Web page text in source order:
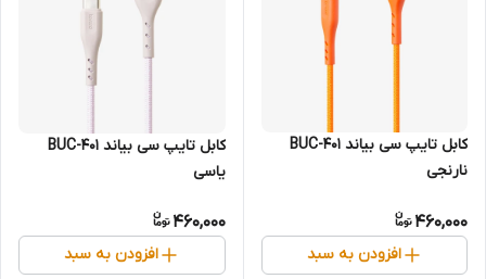
کابل تایپ سی بیاند BUC-401
نارنجی
460,000
افزودن به سبد
کابل تایپ سی بیاند BUC-401
یاسی
460,000
افزودن به سبد